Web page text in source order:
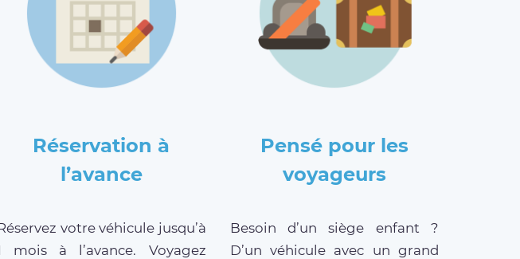
Réservation à
l’avance
votre véhicule jusqu’à
mois à l’avance. Voyagez
Pensé pour les
voyageurs
Besoin d’un siège enfant ?
D’un véhicule avec un grand